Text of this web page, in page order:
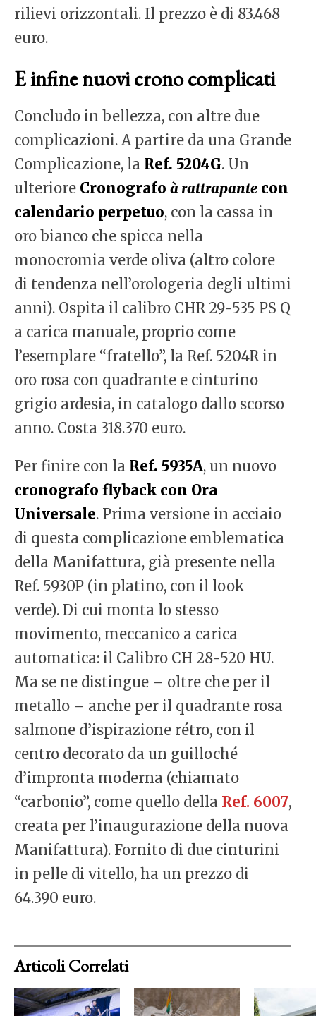
rilievi orizzontali. Il prezzo è di 83.468
euro.
E infine nuovi crono complicati
Concludo in bellezza, con altre due
complicazioni. A partire da una Grande
Complicazione, la Ref. 5204G. Un
ulteriore Cronografo à rattrapante con
calendario perpetuo, con la cassa in
oro bianco che spicca nella
monocromia verde oliva (altro colore
di tendenza nell’orologeria degli ultimi
anni). Ospita il calibro CHR 29-535 PS Q
a carica manuale, proprio come
l’esemplare “fratello”, la Ref. 5204R in
oro rosa con quadrante e cinturino
grigio ardesia, in catalogo dallo scorso
anno. Costa 318.370 euro.
Per finire con la Ref. 5935A, un nuovo
cronografo flyback con Ora
Universale. Prima versione in acciaio
di questa complicazione emblematica
della Manifattura, già presente nella
Ref. 5930P (in platino, con il look
verde). Di cui monta lo stesso
movimento, meccanico a carica
automatica: il Calibro CH 28-520 HU.
Ma se ne distingue – oltre che per il
metallo – anche per il quadrante rosa
salmone d’ispirazione rétro, con il
centro decorato da un guilloché
d’impronta moderna (chiamato
“carbonio”, come quello della Ref. 6007,
creata per l’inaugurazione della nuova
Manifattura). Fornito di due cinturini
in pelle di vitello, ha un prezzo di
64.390 euro.
Articoli Correlati